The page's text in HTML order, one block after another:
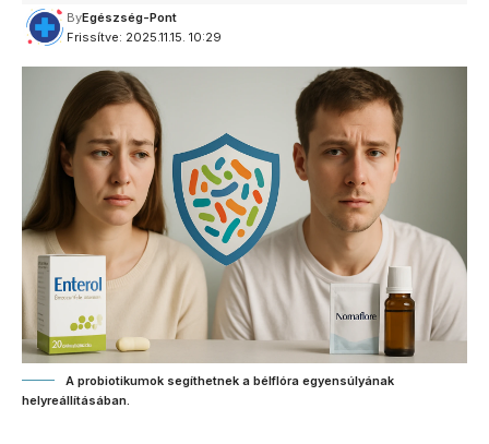
Frissítve: 2025.11.15. 10:29
ByEgészség-Pont
A probiotikumok segíthetnek a bélflóra egyensúlyának
helyreállításában.